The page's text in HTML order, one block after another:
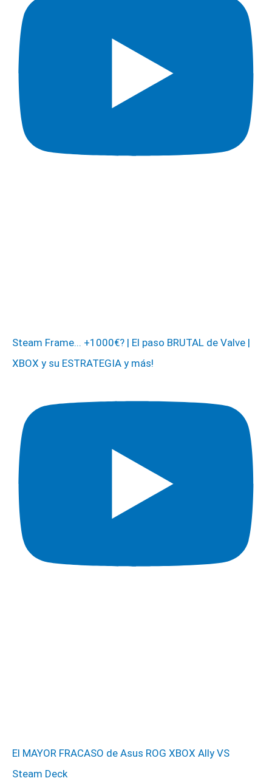
Steam Frame... +1000€? | El paso BRUTAL de Valve |
XBOX y su ESTRATEGIA y más!
El MAYOR FRACASO de Asus ROG XBOX Ally VS
Steam Deck